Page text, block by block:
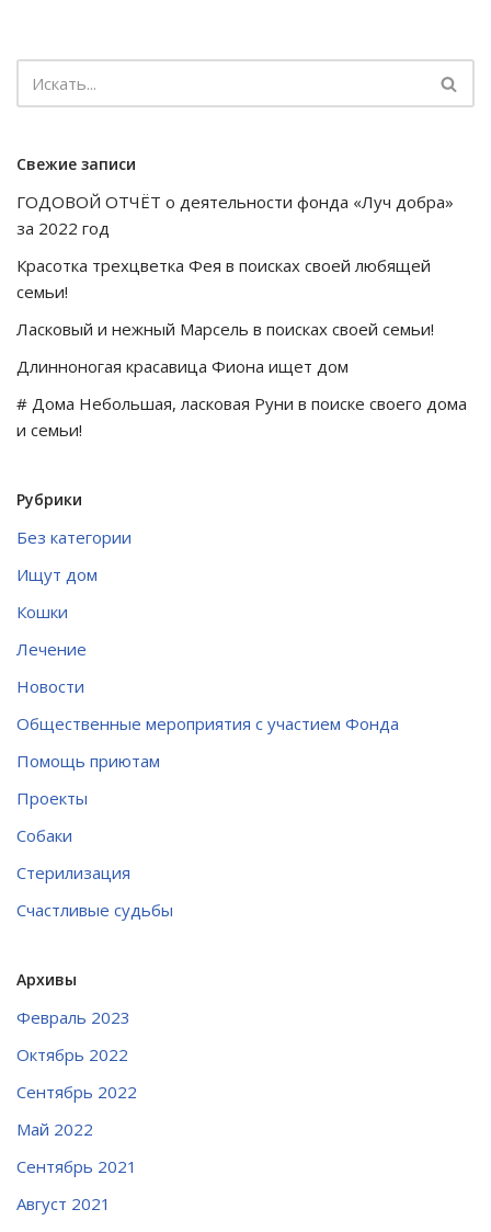
Свежие записи
ГОДОВОЙ ОТЧЁТ о деятельности фонда «Луч добра»
за 2022 год
Красотка трехцветка Фея в поисках своей любящей
семьи!
Ласковый и нежный Марсель в поисках своей семьи!
Длинноногая красавица Фиона ищет дом
# Дома Небольшая, ласковая Руни в поиске своего дома
и семьи!
Рубрики
Без категории
Ищут дом
Кошки
Лечение
Новости
Общественные мероприятия с участием Фонда
Помощь приютам
Проекты
Собаки
Стерилизация
Счастливые судьбы
Архивы
Февраль 2023
Октябрь 2022
Сентябрь 2022
Май 2022
Сентябрь 2021
Август 2021